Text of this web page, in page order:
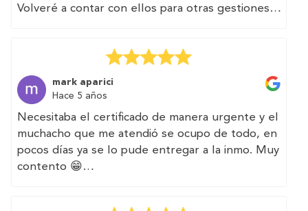
Volveré a contar con ellos para otras gestiones
It has been very easy to contract my energy
certificate with them.
The web is very intuitive
I will count on them again for other efforts
mark aparici
Hace 5 años
Necesitaba el certificado de manera urgente y el
muchacho que me atendió se ocupo de todo, en
pocos días ya se lo pude entregar a la inmo. Muy
contento 😁